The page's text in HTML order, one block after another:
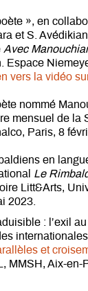
», en
et S.
Avec
Espace
vers la vidéo
nommé
mensuel de la
Paris, 8
en
Le
Litt&Arts,
2023.
: l’exil
et
MMSH, Aix-en-